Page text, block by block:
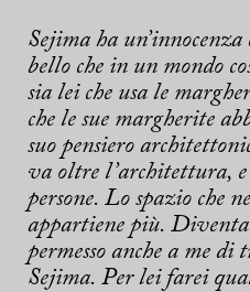
Sejima ha
bello che in un mondo
sia lei che usa le
che le sue margherite
suo pensiero
va oltre l’architettura,
persone. Lo spazio che
appartiene più.
permesso anche a me
Sejima. Per lei farei